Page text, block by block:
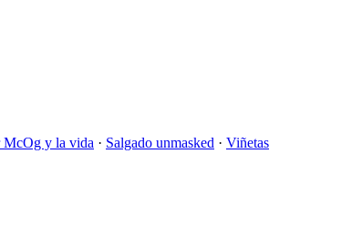
McOg y la vida · Salgado unmasked · Viñetas